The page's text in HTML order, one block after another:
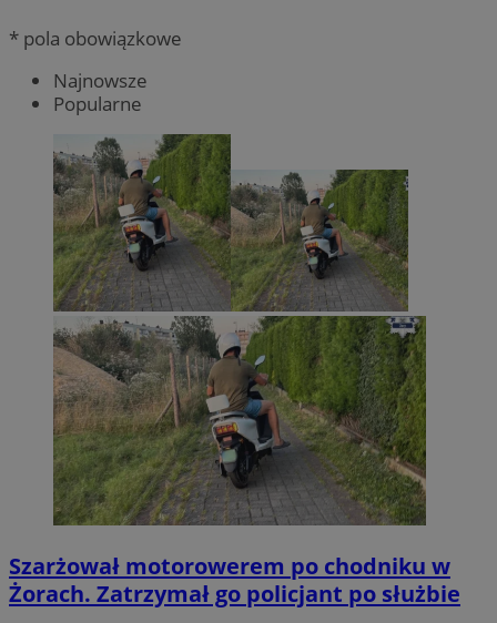
* pola obowiązkowe
Najnowsze
Popularne
Szarżował motorowerem po chodniku w
Żorach. Zatrzymał go policjant po służbie